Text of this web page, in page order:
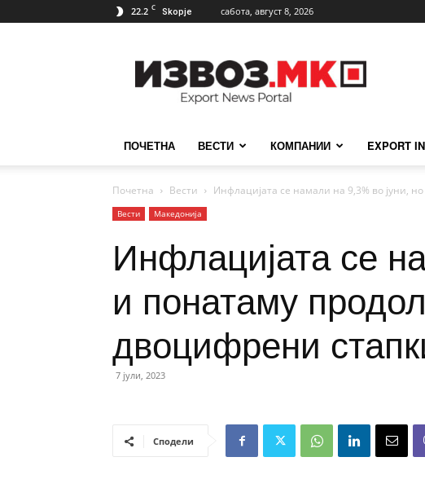
22.2 C Skopje сабота, август 8, 2026
ПОЧЕТНА ВЕСТИ КОМПАНИИ EXPORT
Почетна Вести Инфлацијата се намали на 9,3% во јуни,
Вести Македонија
Инфлацијата се
и понатаму
двоцифрени
7 јули, 2023
Сподели